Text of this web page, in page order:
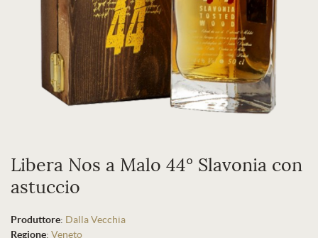
Libera Nos a Malo 44° Slavonia con
astuccio
Produttore: Dalla Vecchia
Regione: Veneto